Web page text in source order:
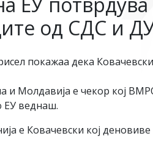
од СДС и
покажаа дека
и Молдавија е чекор кој
ЕУ веднаш.
е Ковачевски кој